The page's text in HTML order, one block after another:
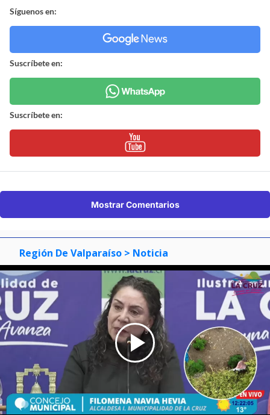
Síguenos en:
Suscríbete en:
Suscríbete en:
Mostrar Comentarios
Región De Valparaíso > Noticia